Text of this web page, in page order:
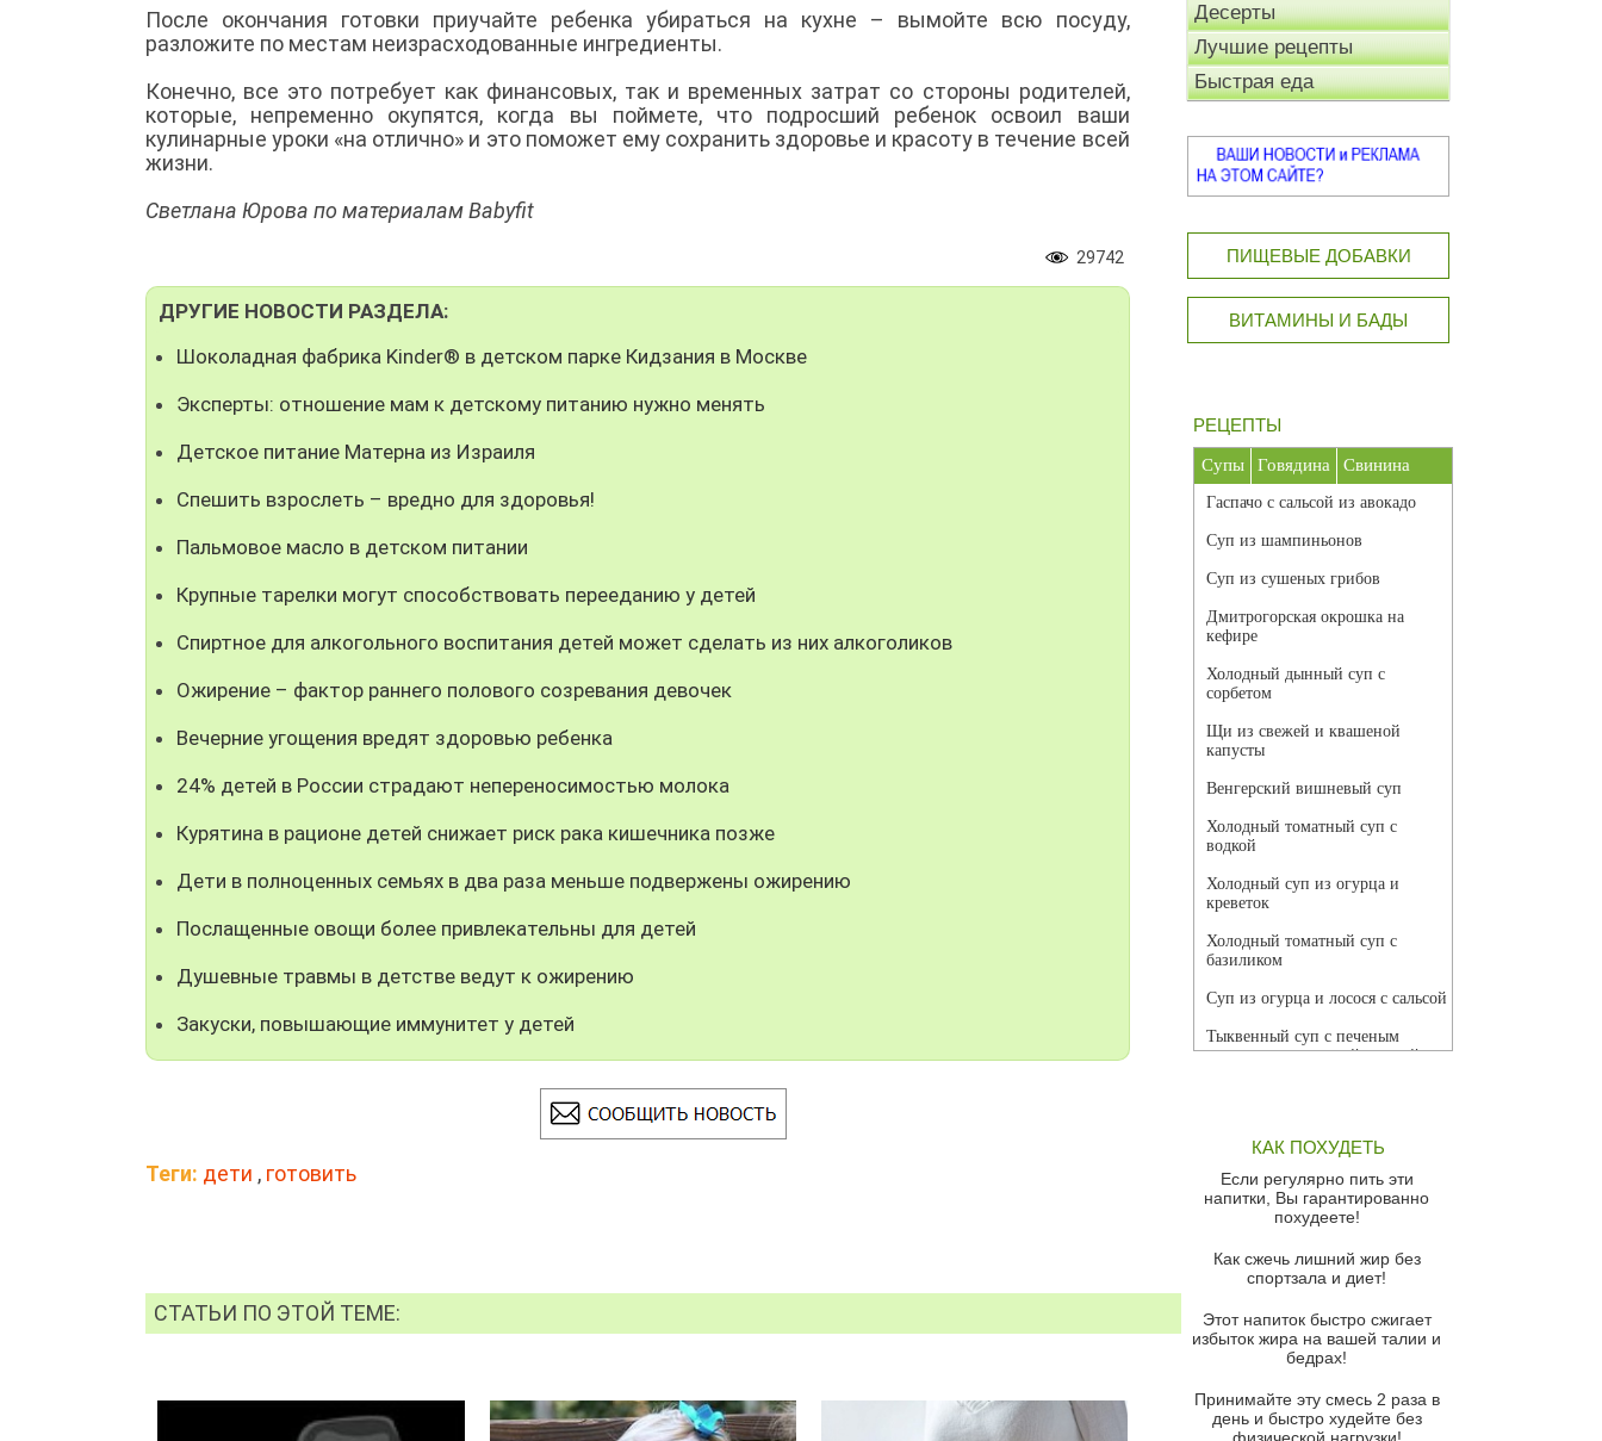
После окончания готовки приучайте ребенка убираться на кухне – вымойте всю посуду,
разложите по местам неизрасходованные ингредиенты.
Конечно, все это потребует как финансовых, так и временных затрат со стороны родителей,
которые, непременно окупятся, когда вы поймете, что подросший ребенок освоил ваши
кулинарные уроки «на отлично» и это поможет ему сохранить здоровье и красоту в течение всей
жизни.
Светлана Юрова по материалам Babyfit
29742
ДРУГИЕ НОВОСТИ РАЗДЕЛА:
Шоколадная фабрика Kinder® в детском парке Кидзания в Москве
Эксперты: отношение мам к детскому питанию нужно менять
Детское питание Матерна из Израиля
Спешить взрослеть – вредно для здоровья!
Пальмовое масло в детском питании
Крупные тарелки могут способствовать перееданию у детей
Спиртное для алкогольного воспитания детей может сделать из них алкоголиков
Ожирение – фактор раннего полового созревания девочек
Вечерние угощения вредят здоровью ребенка
24% детей в России страдают непереносимостью молока
Курятина в рационе детей снижает риск рака кишечника позже
Дети в полноценных семьях в два раза меньше подвержены ожирению
Послащенные овощи более привлекательны для детей
Душевные травмы в детстве ведут к ожирению
Закуски, повышающие иммунитет у детей
Теги: дети , готовить
СТАТЬИ ПО ЭТОЙ ТЕМЕ:
Десерты
Лучшие рецепты
Быстрая еда
ПИЩЕВЫЕ ДОБАВКИ
ВИТАМИНЫ И БАДЫ
РЕЦЕПТЫ
Супы Говядина Свинина
Гаспачо с сальсой из авокадо
Суп из шампиньонов
Суп из сушеных грибов
Дмитрогорская окрошка на
кефире
Холодный дынный суп с
сорбетом
Щи из свежей и квашеной
капусты
Венгерский вишневый суп
Холодный томатный суп с
водкой
Холодный суп из огурца и
креветок
Холодный томатный суп с
базиликом
Суп из огурца и лосося с сальсой
Тыквенный суп с печеным
чесноком и томатной сальсой
красного перца
Парижский луковый суп
Суп из спаржи и горошка с
Суп-крем из цветной капусты
Французский луковый суп
Суп из баклажанов с моцареллой
Грибной крем-суп с кростини с
козьим сыром
КАК ПОХУДЕТЬ
Если регулярно пить эти
напитки, Вы гарантированно
похудеете!
Как сжечь лишний жир без
спортзала и диет!
Этот напиток быстро сжигает
избыток жира на вашей талии и
бедрах!
Принимайте эту смесь 2 раза в
день и быстро худейте без